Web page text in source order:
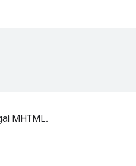
MHTML.